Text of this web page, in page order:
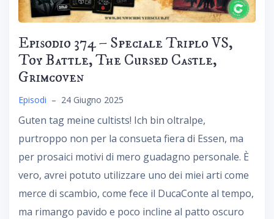
Episodio 374 – Speciale Triplo VS,
Toy Battle, The Cursed Castle,
Grimcoven
Episodi – 24 Giugno 2025
Guten tag meine cultists! Ich bin oltralpe,
purtroppo non per la consueta fiera di Essen, ma
per prosaici motivi di mero guadagno personale. È
vero, avrei potuto utilizzare uno dei miei arti come
merce di scambio, come fece il DucaConte al tempo,
ma rimango pavido e poco incline al patto oscuro